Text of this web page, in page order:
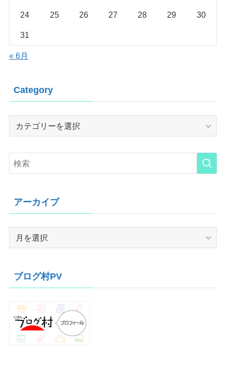
24 25 26 27 28 29 30
31
« 6月
Category
Category
アーカイブ
ブ
ブログ村PV